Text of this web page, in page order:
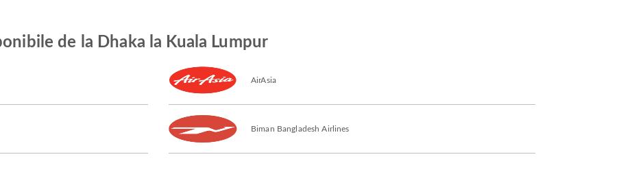
de la Dhaka la Kuala Lumpur
AirAsia
Biman Bangladesh Airlines